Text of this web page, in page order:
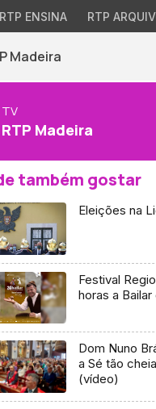
RTP ENSINA RTP
Madeira
TV
RTP Madeira
também gostar
Eleições na
Festival
horas a
Dom Nuno
a Sé tão
(vídeo)